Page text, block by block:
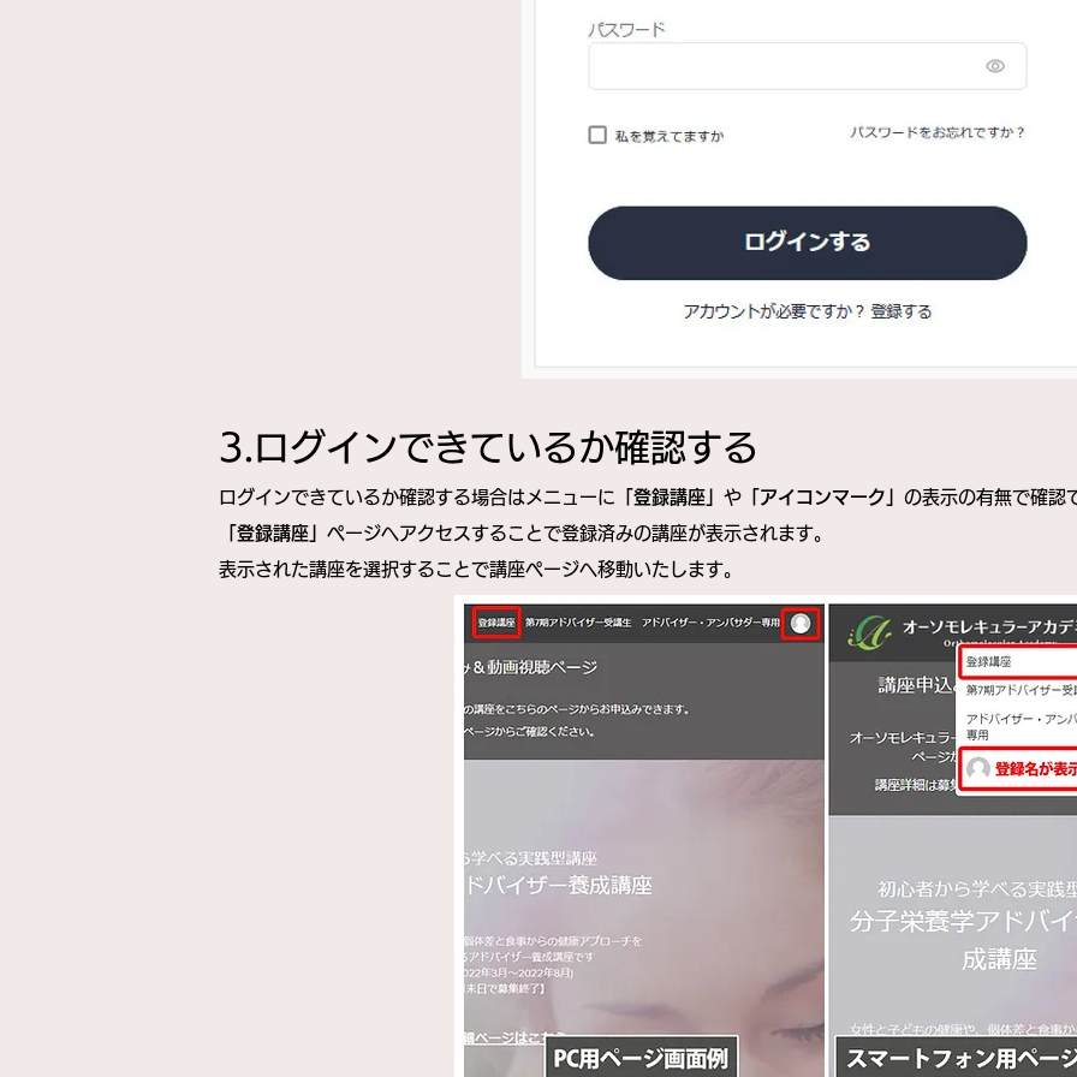
​​3.ログインできているか確認する
ログインできているか確認する場合はメニューに 「登録講座」 や 「アイコンマーク」 の表示の有無で確認
「登録講座」 ページへアクセスすることで登録済みの講座が表示されます。​
表示された講座を選択することで講座ページへ移動いたします。